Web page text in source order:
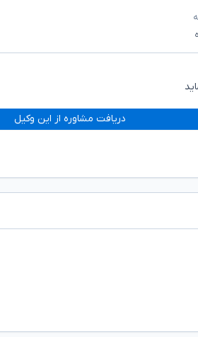
دریافت مشاوره از این وکیل